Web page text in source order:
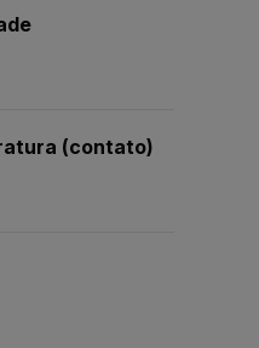
(contato)